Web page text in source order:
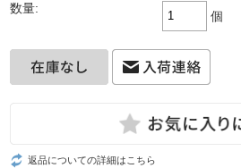
数量:
個
返品についての詳細はこちら